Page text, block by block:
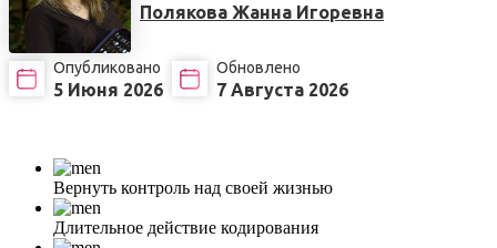
Полякова Жанна Игоревна
Опубликовано
5 Июня 2026
Обновлено
7 Августа 2026
Вернуть контроль над своей жизнью
Длительное действие кодирования